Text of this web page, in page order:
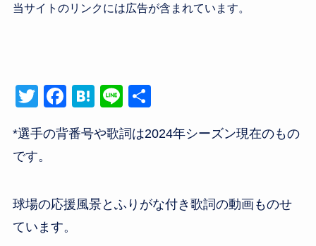
当サイトのリンクには広告が含まれています。
T
tt
er
F
c
o
o
H
e
Li
e
*選手の背番号や歌詞は2024年シーズン現在のもの
です。
球場の応援風景とふりがな付き歌詞の動画ものせ
ています。